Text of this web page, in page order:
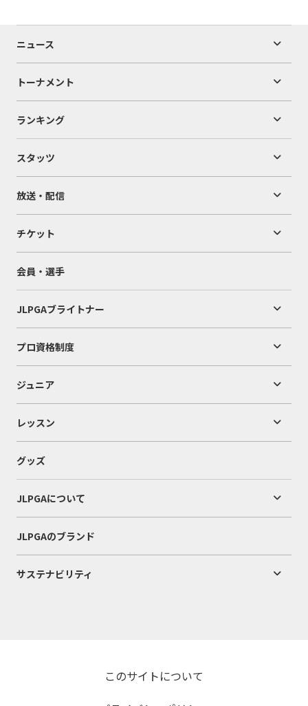
ニュース
トーナメント
ランキング
スタッツ
放送・配信
チケット
会員・選手
JLPGAブライトナー
プロ資格制度
ジュニア
レッスン
グッズ
JLPGAについて
JLPGAのブランド
サステナビリティ
このサイトについて